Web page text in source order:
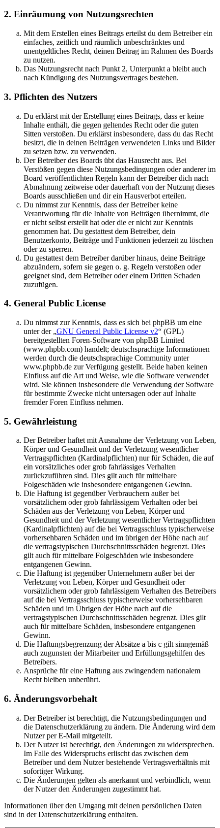
2. Einräumung von Nutzungsrechten
Mit dem Erstellen eines Beitrags erteilst du dem Betreiber ein
einfaches, zeitlich und räumlich unbeschränktes und
unentgeltliches Recht, deinen Beitrag im Rahmen des Boards
zu nutzen.
Das Nutzungsrecht nach Punkt 2, Unterpunkt a bleibt auch
nach Kündigung des Nutzungsvertrages bestehen.
3. Pflichten des Nutzers
Du erklärst mit der Erstellung eines Beitrags, dass er keine
Inhalte enthält, die gegen geltendes Recht oder die guten
Sitten verstoßen. Du erklärst insbesondere, dass du das Recht
besitzt, die in deinen Beiträgen verwendeten Links und Bilder
zu setzen bzw. zu verwenden.
Der Betreiber des Boards übt das Hausrecht aus. Bei
Verstößen gegen diese Nutzungsbedingungen oder anderer im
Board veröffentlichten Regeln kann der Betreiber dich nach
Abmahnung zeitweise oder dauerhaft von der Nutzung dieses
Boards ausschließen und dir ein Hausverbot erteilen.
Du nimmst zur Kenntnis, dass der Betreiber keine
Verantwortung für die Inhalte von Beiträgen übernimmt, die
er nicht selbst erstellt hat oder die er nicht zur Kenntnis
genommen hat. Du gestattest dem Betreiber, dein
Benutzerkonto, Beiträge und Funktionen jederzeit zu löschen
oder zu sperren.
Du gestattest dem Betreiber darüber hinaus, deine Beiträge
abzuändern, sofern sie gegen o. g. Regeln verstoßen oder
geeignet sind, dem Betreiber oder einem Dritten Schaden
zuzufügen.
4. General Public License
Du nimmst zur Kenntnis, dass es sich bei phpBB um eine
unter der „GNU General Public License v2“ (GPL)
bereitgestellten Foren-Software von phpBB Limited
(www.phpbb.com) handelt; deutschsprachige Informationen
werden durch die deutschsprachige Community unter
www.phpbb.de zur Verfügung gestellt. Beide haben keinen
Einfluss auf die Art und Weise, wie die Software verwendet
wird. Sie können insbesondere die Verwendung der Software
für bestimmte Zwecke nicht untersagen oder auf Inhalte
fremder Foren Einfluss nehmen.
5. Gewährleistung
Der Betreiber haftet mit Ausnahme der Verletzung von Leben,
Körper und Gesundheit und der Verletzung wesentlicher
Vertragspflichten (Kardinalpflichten) nur für Schäden, die auf
ein vorsätzliches oder grob fahrlässiges Verhalten
zurückzuführen sind. Dies gilt auch für mittelbare
Folgeschäden wie insbesondere entgangenen Gewinn.
Die Haftung ist gegenüber Verbrauchern außer bei
vorsätzlichem oder grob fahrlässigem Verhalten oder bei
Schäden aus der Verletzung von Leben, Körper und
Gesundheit und der Verletzung wesentlicher Vertragspflichten
(Kardinalpflichten) auf die bei Vertragsschluss typischerweise
vorhersehbaren Schäden und im übrigen der Höhe nach auf
die vertragstypischen Durchschnittsschäden begrenzt. Dies
gilt auch für mittelbare Folgeschäden wie insbesondere
entgangenen Gewinn.
Die Haftung ist gegenüber Unternehmern außer bei der
Verletzung von Leben, Körper und Gesundheit oder
vorsätzlichem oder grob fahrlässigem Verhalten des Betreibers
auf die bei Vertragsschluss typischerweise vorhersehbaren
Schäden und im Übrigen der Höhe nach auf die
vertragstypischen Durchschnittsschäden begrenzt. Dies gilt
auch für mittelbare Schäden, insbesondere entgangenen
Gewinn.
Die Haftungsbegrenzung der Absätze a bis c gilt sinngemäß
auch zugunsten der Mitarbeiter und Erfüllungsgehilfen des
Betreibers.
Ansprüche für eine Haftung aus zwingendem nationalem
Recht bleiben unberührt.
6. Änderungsvorbehalt
Der Betreiber ist berechtigt, die Nutzungsbedingungen und
die Datenschutzerklärung zu ändern. Die Änderung wird dem
Nutzer per E-Mail mitgeteilt.
Der Nutzer ist berechtigt, den Änderungen zu widersprechen.
Im Falle des Widerspruchs erlischt das zwischen dem
Betreiber und dem Nutzer bestehende Vertragsverhältnis mit
sofortiger Wirkung.
Die Änderungen gelten als anerkannt und verbindlich, wenn
der Nutzer den Änderungen zugestimmt hat.
Informationen über den Umgang mit deinen persönlichen Daten
sind in der Datenschutzerklärung enthalten.